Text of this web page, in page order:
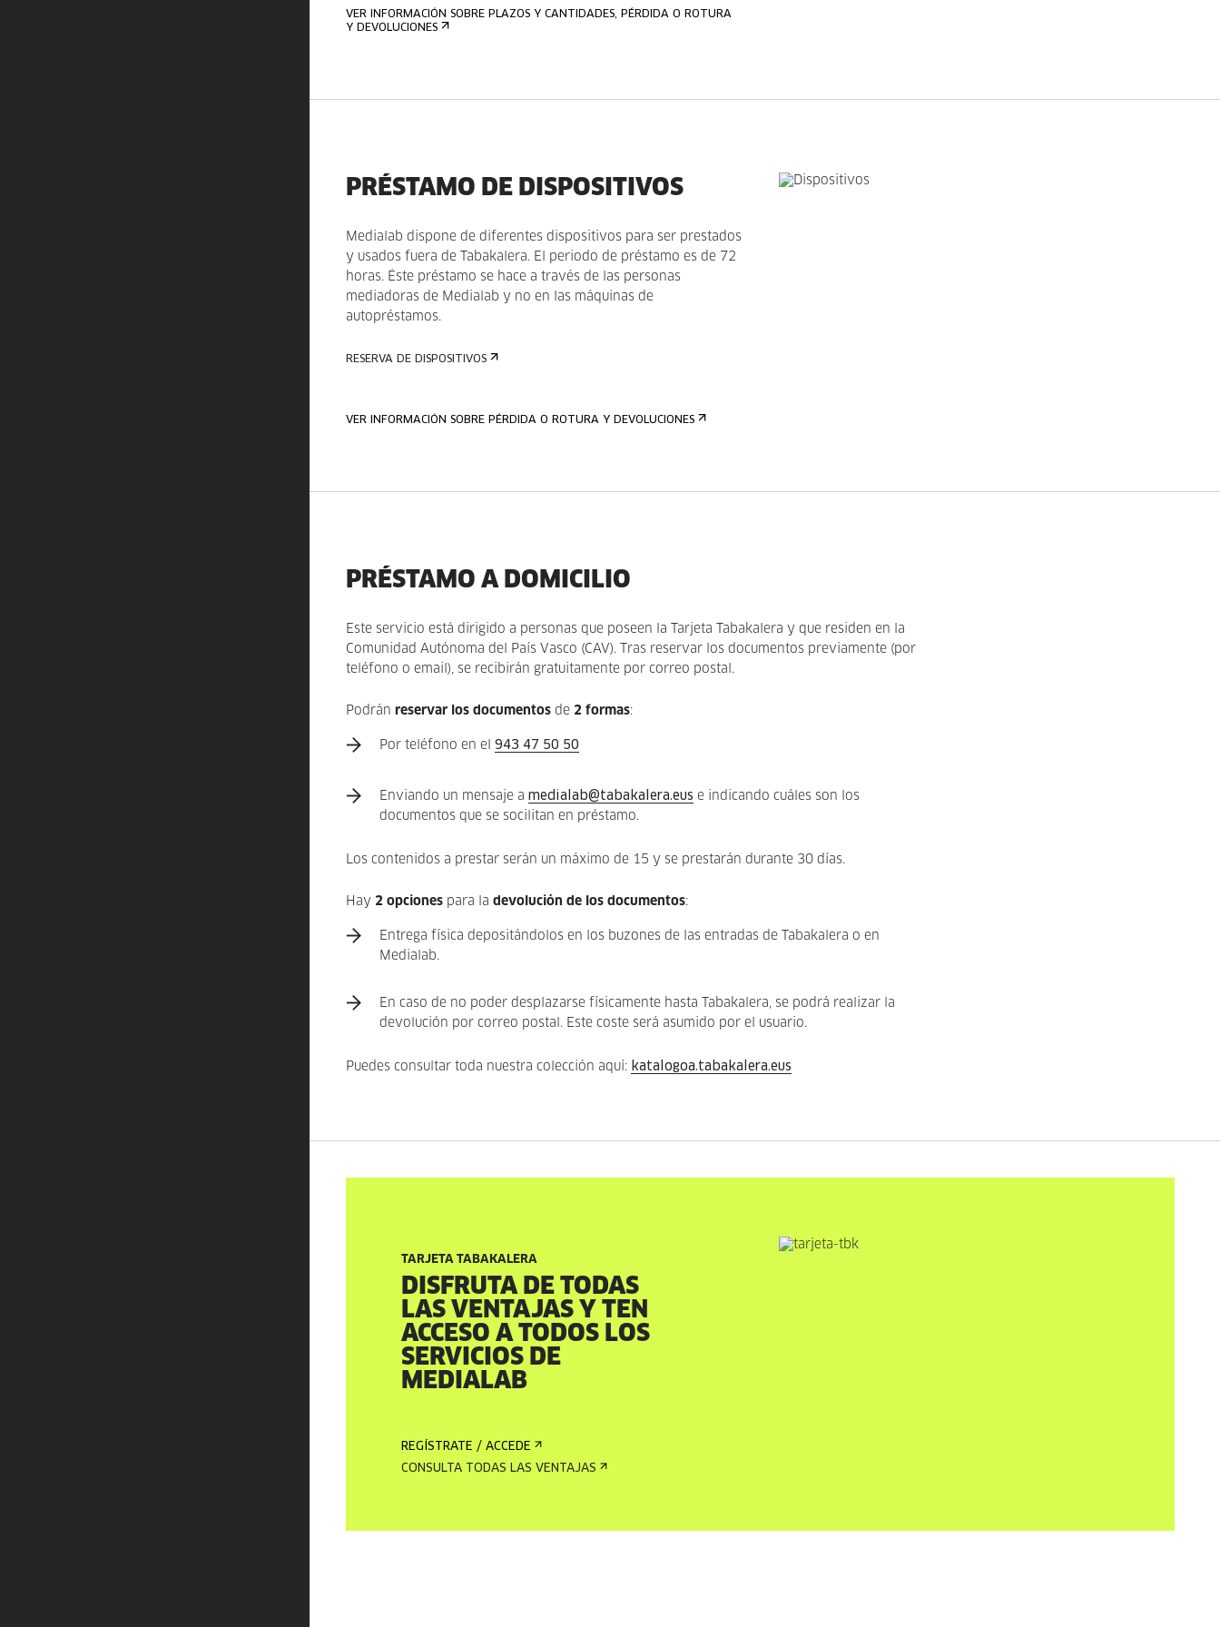
VER INFORMACIÓN SOBRE PLAZOS Y CANTIDADES, PÉRDIDA O ROTURA
Y DEVOLUCIONES
PRÉSTAMO DE DISPOSITIVOS
Medialab dispone de diferentes dispositivos para ser prestados
y usados fuera de Tabakalera. El periodo de préstamo es de 72
horas. Éste préstamo se hace a través de las personas
mediadoras de Medialab y no en las máquinas de
autopréstamos.
RESERVA DE DISPOSITIVOS
VER INFORMACIÓN SOBRE PÉRDIDA O ROTURA Y DEVOLUCIONES
PRÉSTAMO A DOMICILIO
Este servicio está dirigido a personas que poseen la Tarjeta Tabakalera y que residen en la
Comunidad Autónoma del País Vasco (CAV). Tras reservar los documentos previamente (por
teléfono o email), se recibirán gratuitamente por correo postal.
Podrán reservar los documentos de 2 formas:
Por teléfono en el943 47 50 50
Enviando un mensaje a medialab@tabakalera.eus e indicando cuáles son los
documentos que se socilitan en préstamo.
Los contenidos a prestar serán un máximo de 15 y se prestarán durante 30 días.
Hay 2 opciones para ladevolución de los documentos:
Entrega física depositándolos en los buzones de las entradas de Tabakalera o en
Medialab.
En caso de no poder desplazarse físicamente hasta Tabakalera, se podrá realizar la
devolución por correo postal. Este coste será asumido por el usuario.
Puedes consultar toda nuestra colección aquí: katalogoa.tabakalera.eus
TARJETA TABAKALERA
DISFRUTA DE TODAS
LAS VENTAJAS Y TEN
ACCESO A TODOS LOS
SERVICIOS DE
MEDIALAB
REGÍSTRATE / ACCEDE
CONSULTA TODAS LAS VENTAJAS